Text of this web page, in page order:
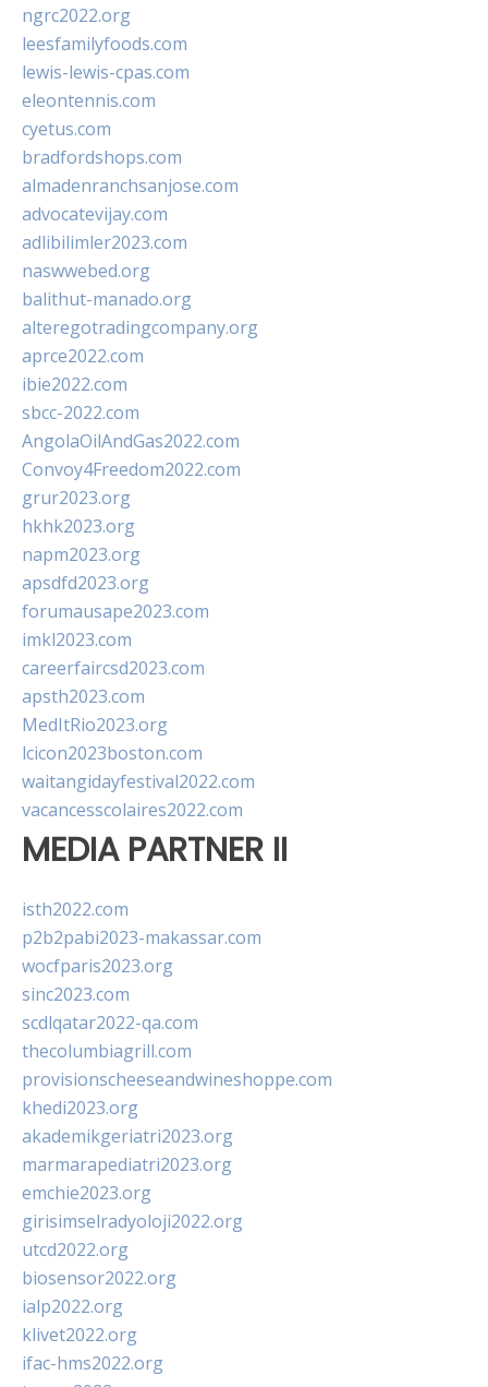
ngrc2022.org
leesfamilyfoods.com
lewis-lewis-cpas.com
eleontennis.com
cyetus.com
bradfordshops.com
almadenranchsanjose.com
advocatevijay.com
adlibilimler2023.com
naswwebed.org
balithut-manado.org
alteregotradingcompany.org
aprce2022.com
ibie2022.com
sbcc-2022.com
AngolaOilAndGas2022.com
Convoy4Freedom2022.com
grur2023.org
hkhk2023.org
napm2023.org
apsdfd2023.org
forumausape2023.com
imkl2023.com
careerfaircsd2023.com
apsth2023.com
MedItRio2023.org
lcicon2023boston.com
waitangidayfestival2022.com
vacancesscolaires2022.com
MEDIA PARTNER II
isth2022.com
p2b2pabi2023-makassar.com
wocfparis2023.org
sinc2023.com
scdlqatar2022-qa.com
thecolumbiagrill.com
provisionscheeseandwineshoppe.com
khedi2023.org
akademikgeriatri2023.org
marmarapediatri2023.org
emchie2023.org
girisimselradyoloji2022.org
utcd2022.org
biosensor2022.org
ialp2022.org
klivet2022.org
ifac-hms2022.org